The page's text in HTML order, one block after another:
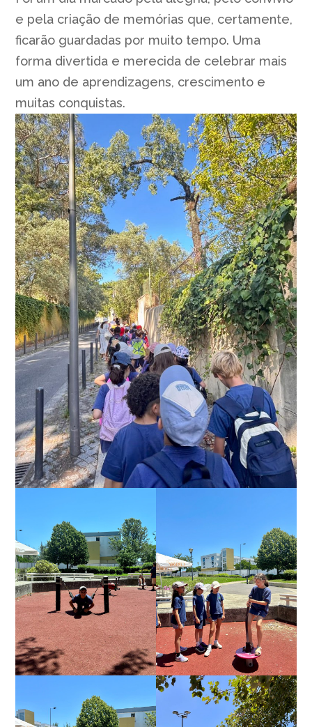
e pela criação de memórias que, certamente,
ficarão guardadas por muito tempo. Uma
forma divertida e merecida de celebrar mais
um ano de aprendizagens, crescimento e
muitas conquistas.